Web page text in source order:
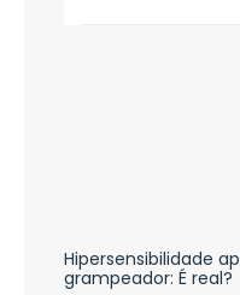
Hipersensibilidade
grampeador: É real?